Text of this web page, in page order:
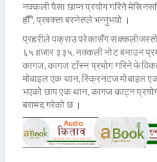
नक्कली पैसा छाप्न प्रयोग गरिने
हौँ”, प्रवक्ता बस्नेतले भन्नुभयो ।
प्रहरीले पक्राउ परेकासँग
६५ हजार ३३५, नक्कली नोट बनाउन
कागज, कागज टाँस्न प्रयोग गरिने
मोबाइल एक थान, स्क्रिनटज मोबाइल
भएको छाप एक थान, कागज काट्न
बरामद गरेको छ ।